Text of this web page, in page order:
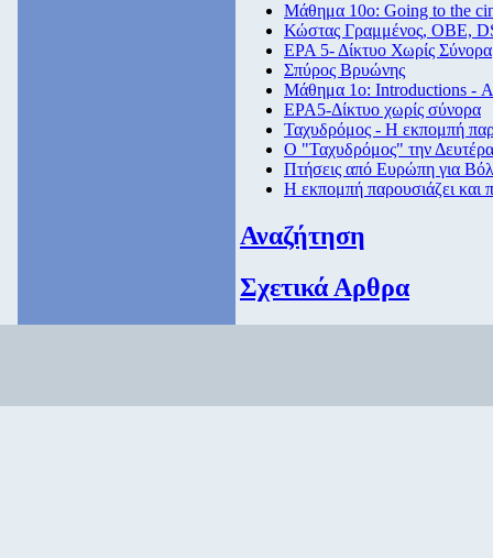
Μάθημα 10ο: Going to the
Κώστας Γραμμένος, ΟΒΕ,
ΕΡΑ 5- Δίκτυο Χωρίς Σύνορα
Σπύρος Βρυώνης
Μάθημα 1ο: Introductions -
ΕΡΑ5-Δίκτυο χωρίς σύνορα
Ταχυδρόμος - Η εκπομπή
Ο "Ταχυδρόμος" την
Πτήσεις από Eυρώπη για
Η εκπομπή παρουσιάζει και
Αναζήτηση
Σχετικά Αρθρα